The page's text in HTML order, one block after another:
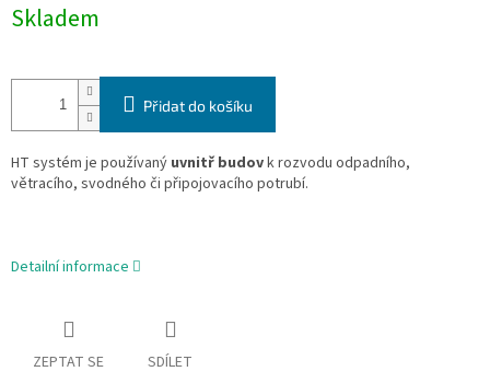
cena:
Skladem
Přidat do košíku
HT systém je používaný uvnitř budovk rozvodu odpadního,
větracího, svodného či připojovacího potrubí.
Detailní informace
ZEPTAT SE SDÍLET